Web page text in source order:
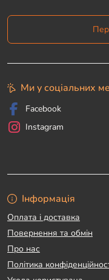
Інформація
Оплата і доставка
Повернення та обмін
Про нас
Політика
Ми у соціальних
Facebook
Instagram